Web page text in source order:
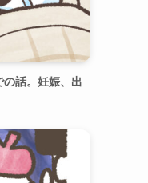
話。妊娠、出